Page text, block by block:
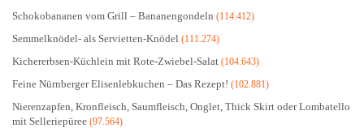
Schokobananen vom Grill – Bananengondeln (114.412)
Semmelknödel- als Servietten-Knödel (111.274)
Kichererbsen-Küchlein mit Rote-Zwiebel-Salat (104.643)
Feine Nürnberger Elisenlebkuchen – Das Rezept! (102.881)
Nierenzapfen, Kronfleisch, Saumfleisch, Onglet, Thick Skirt oder Lombatello
mit Selleriepüree (97.564)